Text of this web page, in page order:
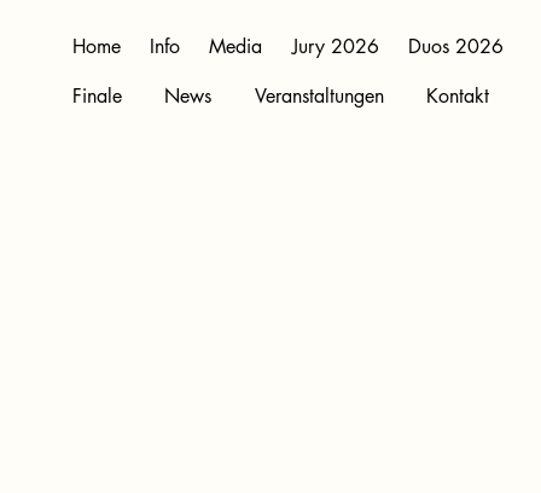
Home Info Media Jury 2026
Duos 2026
Finale
News Veranstaltungen Kontakt